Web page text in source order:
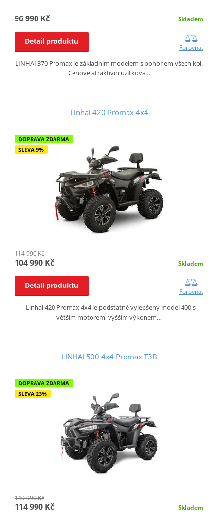
96 990 Kč Skladem
Detail produktu
Porovnat
LINHAI 370 Promax je základním modelem s pohonem všech kol.
Cenově atraktivní užitková…
Linhai 420 Promax 4x4
DOPRAVA ZDARMA
SLEVA 9%
114 990 Kč
104 990 Kč Skladem
Detail produktu
Porovnat
Linhai 420 Promax 4x4 je podstatně vylepšený model 400 s
větším motorem, vyšším výkonem…
LINHAI 500 4x4 Promax T3B
DOPRAVA ZDARMA
SLEVA 23%
149 990 Kč
114 990 Kč Skladem